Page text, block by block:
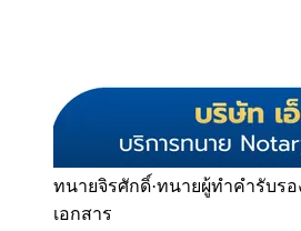
ทนายจิรศักดิ์·ทนายผู้ทำคำรับร
เอกสาร